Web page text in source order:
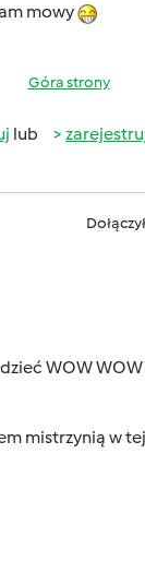
mowy
Góra strony
lub
WOW
mistrzynią w